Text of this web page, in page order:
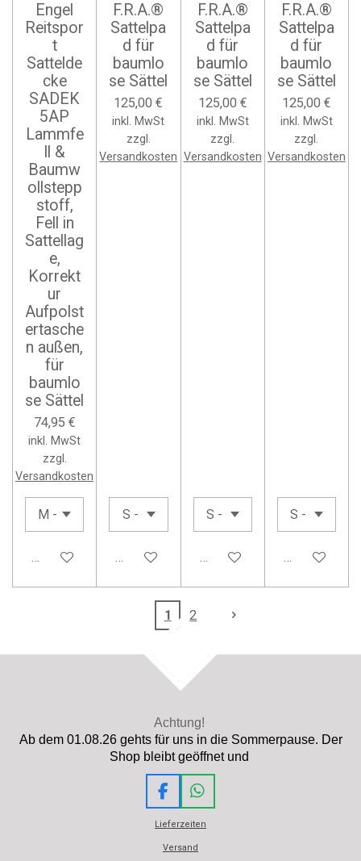
Engel
Reitspor
t
Sattelde
cke
SADEK
5AP
Lammfe
ll &
Baumw
ollstepp
stoff,
Fell in
Sattellag
e,
Korrekt
ur
Aufpolst
ertasche
n außen,
für
baumlo
se Sättel
74,95 €
inkl. MwSt
zzgl.
Versandkosten
In den Warenkorb
F.R.A.®
Sattelpa
d für
baumlo
se Sättel
125,00 €
inkl. MwSt
zzgl.
Versandkosten
In den Warenkorb
F.R.A.®
Sattelpa
d für
baumlo
se Sättel
125,00 €
inkl. MwSt
zzgl.
Versandkosten
In den Warenkorb
F.R.A.®
Sattelpa
d für
baumlo
se Sättel
125,00 €
inkl. MwSt
zzgl.
Versandkosten
In den
1 2
Achtung!
Ab dem 01.08.26 gehts für uns in die Sommerpause. Der
Shop bleibt geöffnet und
F
a
c
e
W
h
a
t
Lieferzeiten
Versand